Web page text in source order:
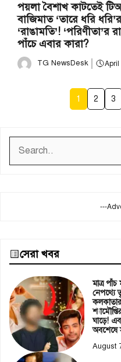
পয়লা বৈশাখ কাটতেই
বাজিমাত ‘তারে ধরি
‘রাঙামতি’! ‘পরিণীতা’র
পাঁচে এবার কারা?
TG NewsDesk April
1 2 3
---
সেরা খবর
মাত্র
নেপথ্যে
ঘাড়ে!
অবশেষে
August